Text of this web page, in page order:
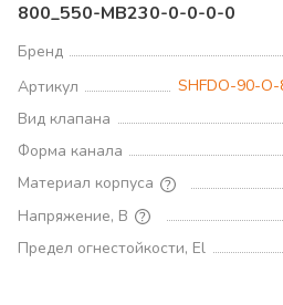
800_550-MB230-0-0-0-0
Бренд
Артикул
SHFDO-90-
Вид клапана
Форма канала
Материал корпуса
Напряжение, В
Предел огнестойкости, El